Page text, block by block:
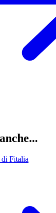
di Fitalia